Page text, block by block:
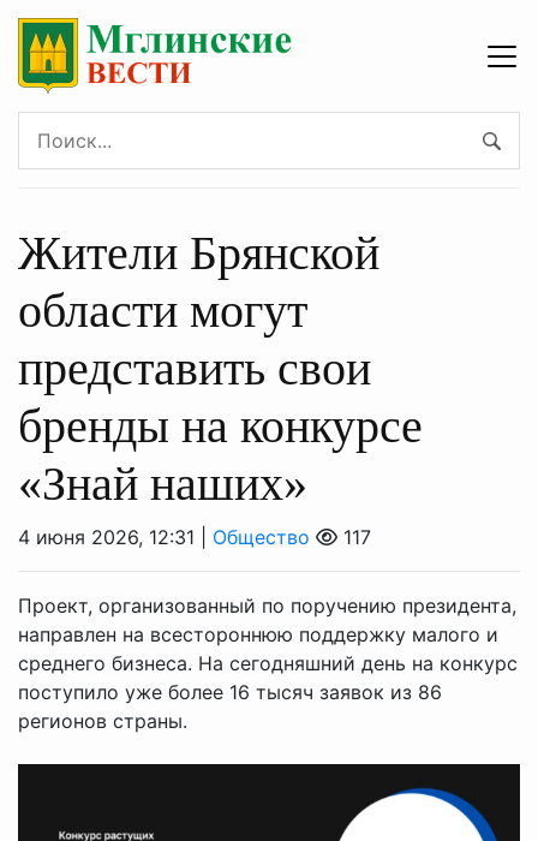
Жители Брянской
области могут
представить свои
бренды на конкурсе
«Знай наших»
4 июня 2026, 12:31 | Общество 117
Проект, организованный по поручению президента,
направлен на всестороннюю поддержку малого и
среднего бизнеса. На сегодняшний день на конкурс
поступило уже более 16 тысяч заявок из 86
регионов страны.